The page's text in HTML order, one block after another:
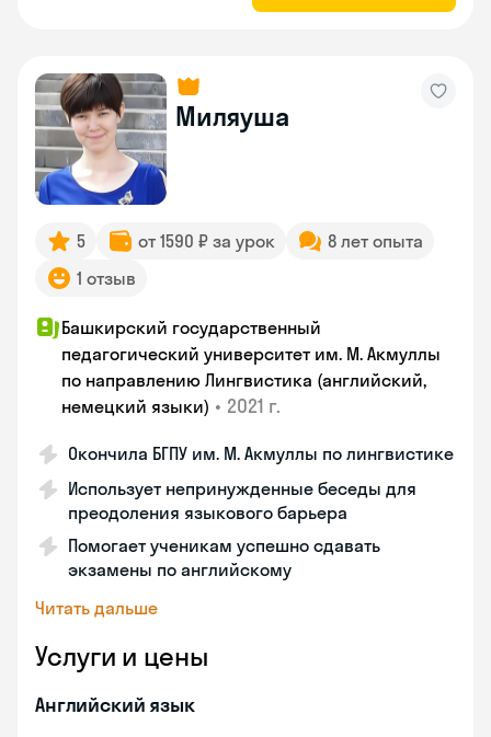
Миляуша
5 от 1590 ₽ за урок
8 лет опыта
1 отзыв
Башкирский государственный
педагогический университет им. М. Акмуллы
по направлению Лингвистика (английский,
немецкий языки) • 2021 г.
Окончила БГПУ им. М. Акмуллы по лингвистике
Использует непринужденные беседы для
преодоления языкового барьера
Помогает ученикам успешно сдавать
экзамены по английскому
Читать дальше
Услуги и цены
Английский язык